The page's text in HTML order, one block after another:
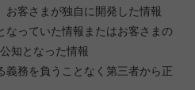
お客さまが独自に開発した情報
なっていた情報またはお客さまの
知となった情報
義務を負うことなく第三者から正